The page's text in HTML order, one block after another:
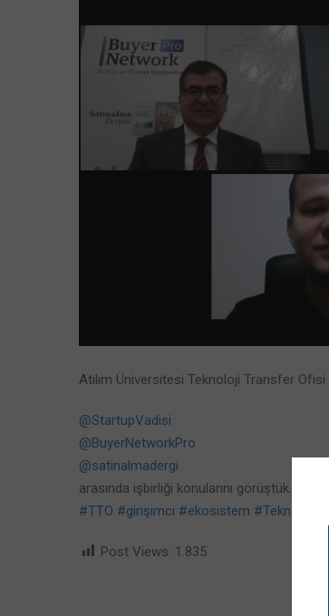
Atılım Üniversitesi Teknoloji Transfer Ofisi
@StartupVadisi
@BuyerNetworkPro
@satinalmadergi
arasında işbirliği konularını görüştük.
#TTO #girişimci #ekosistem #Teknokent
Post Views: 1.835